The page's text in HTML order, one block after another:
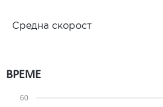
Средна скорост
ВРЕМЕ
60